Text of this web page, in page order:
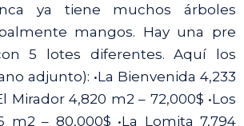
ya tiene muchos árboles
mangos. Hay una pre
5 lotes diferentes. Aquí los
adjunto): •La Bienvenida 4,233
Mirador 4,820 m2 – 72,000$ •Los
m2 – 80,000$ •La Lomita 7,794